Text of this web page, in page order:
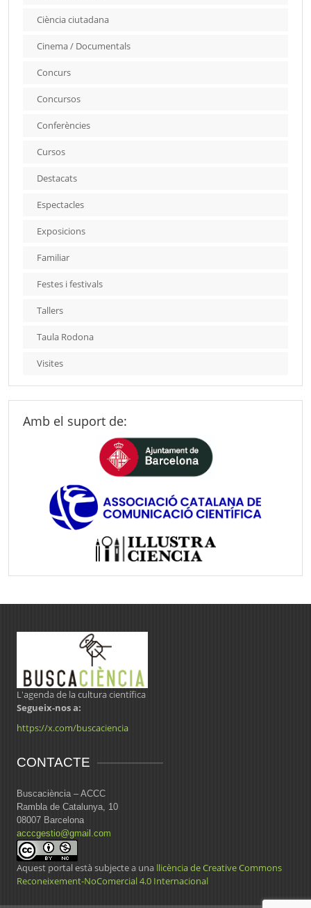
Ciència ciutadana
Cinema / Documentals
Concurs
Concursos
Conferències
Cursos
Destacats
Espectacles
Exposicions
Familiar
Festes i festivals
Tallers
Taula Rodona
Visites
Amb el suport de:
L'agenda de la cultura científica
Segueix-nos a:
https://x.com/buscaciencia
CONTACTE
Buscaciència – ACCC
Rambla de Catalunya, 10
08007 Barcelona
acccgestio@gmail.com
Aquest portal està subjecte a una llicència de Creative Commons
Reconeixement-NoComercial 4.0 Internacional